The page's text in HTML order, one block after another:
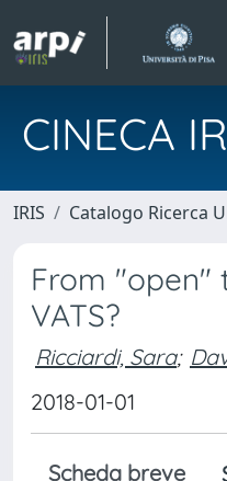
CINECA
IRIS Catalogo Ricerca
From "open"
VATS?
Ricciardi, Sara;
2018-01-01
Scheda breve